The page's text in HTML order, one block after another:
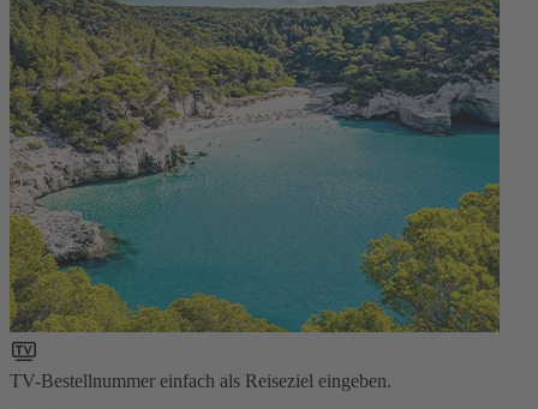
TV-Bestellnummer einfach als Reiseziel eingeben.